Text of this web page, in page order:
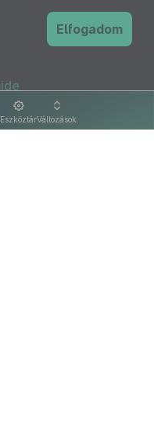
EszköztárVáltozások
ide
Elfogadom